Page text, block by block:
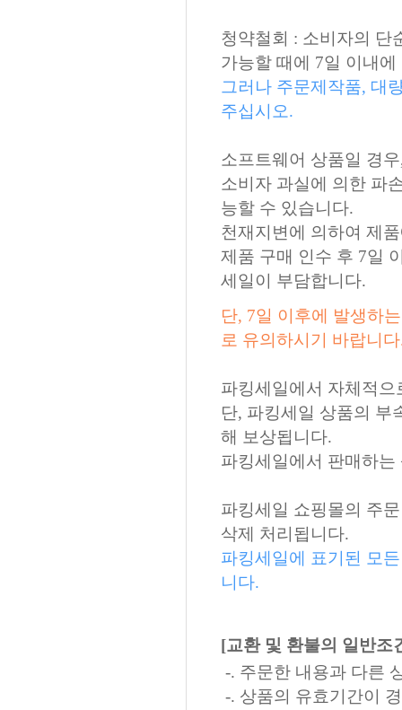
청약철회 : 소비자의 단
가능할 때에 7일 이내
그러나 주문제작품, 대
주십시오.
소프트웨어 상품일 경
소비자 과실에 의한 파
능할 수 있습니다.
천재지변에 의하여 제
제품 구매 인수 후 7일
세일이 부담합니다.
단, 7일 이후에 발생하
로 유의하시기 바랍니
파킹세일에서 자체적
단, 파킹세일 상품의 부
해 보상됩니다.
파킹세일에서 판매하
파킹세일 쇼핑몰의 주
삭제 처리됩니다.
파킹세일에 표기된 모
니다.
[교환 및 환불의 일반조
-. 주문한 내용과 다른
-. 상품의 유효기간이